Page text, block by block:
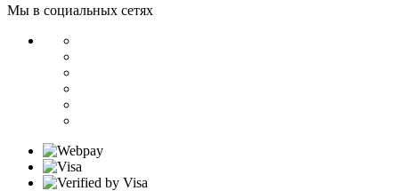
Мы в социальных сетях